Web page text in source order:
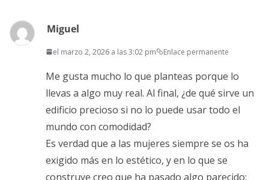
Miguel
el marzo 2, 2026 a las 3:02 pm Enlace permanente
Me gusta mucho lo que planteas porque lo
llevas a algo muy real. Al final, ¿de qué sirve un
edificio precioso si no lo puede usar todo el
mundo con comodidad?
Es verdad que a las mujeres siempre se os ha
exigido más en lo estético, y en lo que se
construye creo que ha pasado algo parecido: